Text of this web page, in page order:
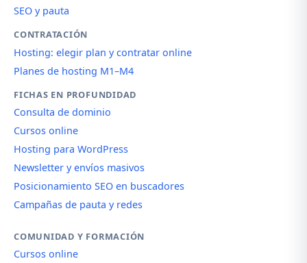
SEO y pauta
CONTRATACIÓN
Hosting: elegir plan y contratar online
Planes de hosting M1–M4
FICHAS EN PROFUNDIDAD
Consulta de dominio
Cursos online
Hosting para WordPress
Newsletter y envíos masivos
Posicionamiento SEO en buscadores
Campañas de pauta y redes
COMUNIDAD Y FORMACIÓN
Cursos online